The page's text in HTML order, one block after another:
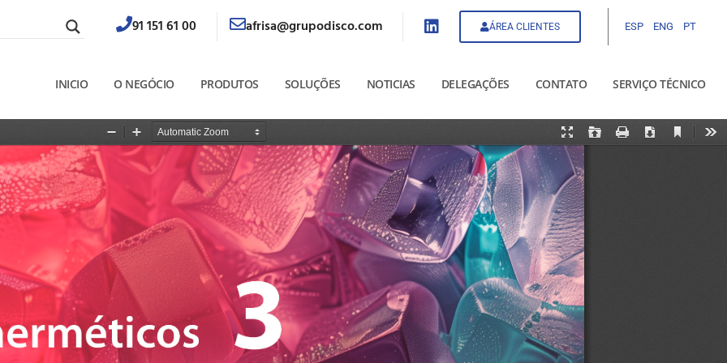
91 151 61 00 afrisa@grupodisco.com ÁREA CLIENTES ESP ENG PT
INICIO O NEGÓCIO PRODUTOS SOLUÇÕES NOTICIAS DELEGAÇÕES CONTATO SERVIÇO TÉCNICO